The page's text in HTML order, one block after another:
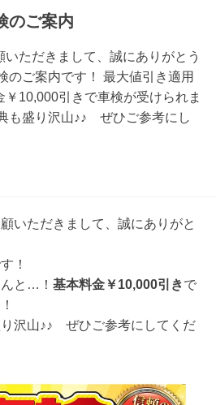
のご案内
ただきまして、誠にありがとう
のご案内です！ 最大値引き適用
10,000引きで車検が受けられま
も盛り沢山♪♪ ぜひご参考にし
いただきまして、誠にありがと
！
んと…！基本料金￥10,000引きで
沢山♪♪ ぜひご参考にしてくだ